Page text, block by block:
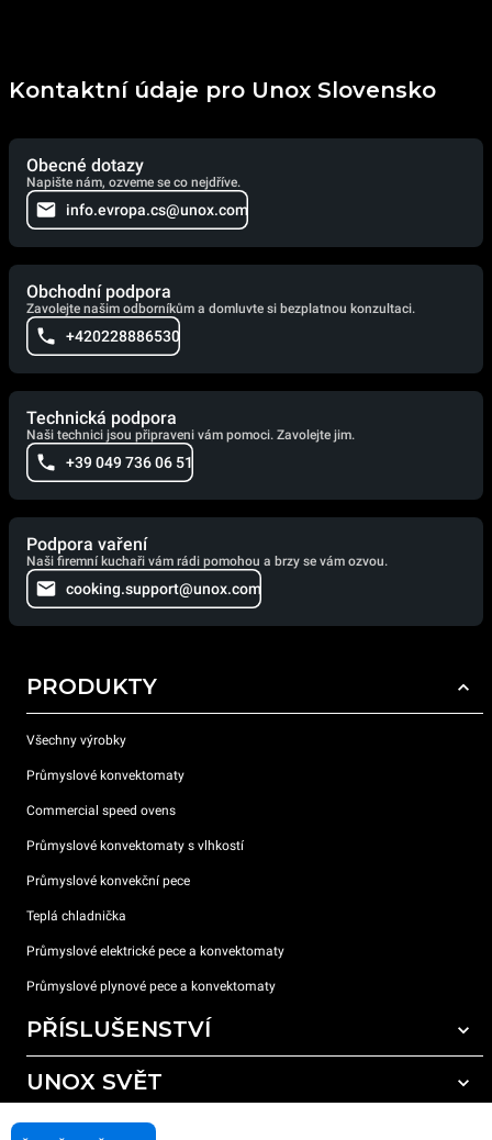
Kontaktní údaje pro Unox Slovensko
Obecné dotazy
Napište nám, ozveme se co nejdříve.
info.evropa.cs@unox.com
Obchodní podpora
Zavolejte našim odborníkům a domluvte si bezplatnou konzultaci.
+420228886530
Technická podpora
Naši technici jsou připraveni vám pomoci. Zavolejte jim.
+39 049 736 06 51
Podpora vaření
Naši firemní kuchaři vám rádi pomohou a brzy se vám ozvou.
cooking.support@unox.com
PRODUKTY
Všechny výrobky
Průmyslové konvektomaty
Commercial speed ovens
Průmyslové konvektomaty s vlhkostí
Průmyslové konvekční pece
Teplá chladnička
Průmyslové elektrické pece a konvektomaty
Průmyslové plynové pece a konvektomaty
PŘÍSLUŠENSTVÍ
Všechna příslušenství
UNOX SVĚT
Naše pobočky po celém světě
PODPORA